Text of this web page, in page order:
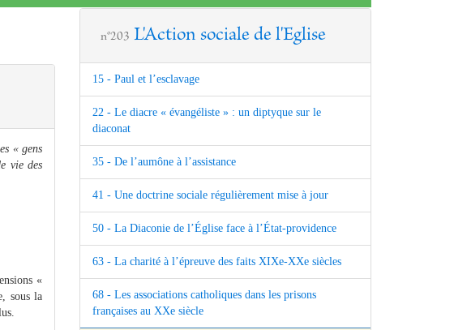
« gens
vie des
«
sous la
n°203 L'Action sociale de l'Eglise
15 - Paul et l’esclavage
22 - Le diacre « évangéliste » : un diptyque sur le
diaconat
35 - De l’aumône à l’assistance
41 - Une doctrine sociale régulièrement mise à jour
50 - La Diaconie de l’Église face à l’État-providence
63 - La charité à l’épreuve des faits XIXe-XXe siècles
68 - Les associations catholiques dans les prisons
françaises au XXe siècle